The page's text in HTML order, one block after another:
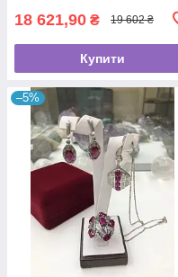
18 621,90 ₴ 19 602 ₴
Купити
–5%